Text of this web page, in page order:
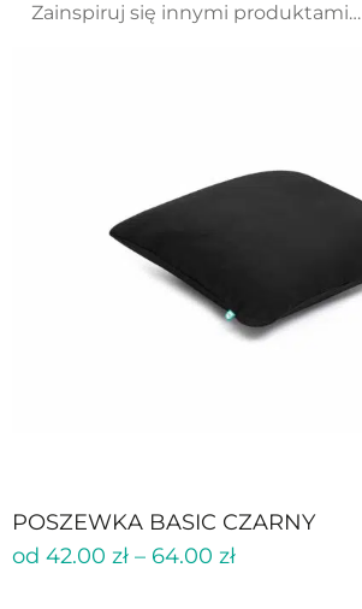
Zainspiruj się innymi produktami…
POSZEWKA BASIC CZARNY
od 42.00 zł – 64.00 zł